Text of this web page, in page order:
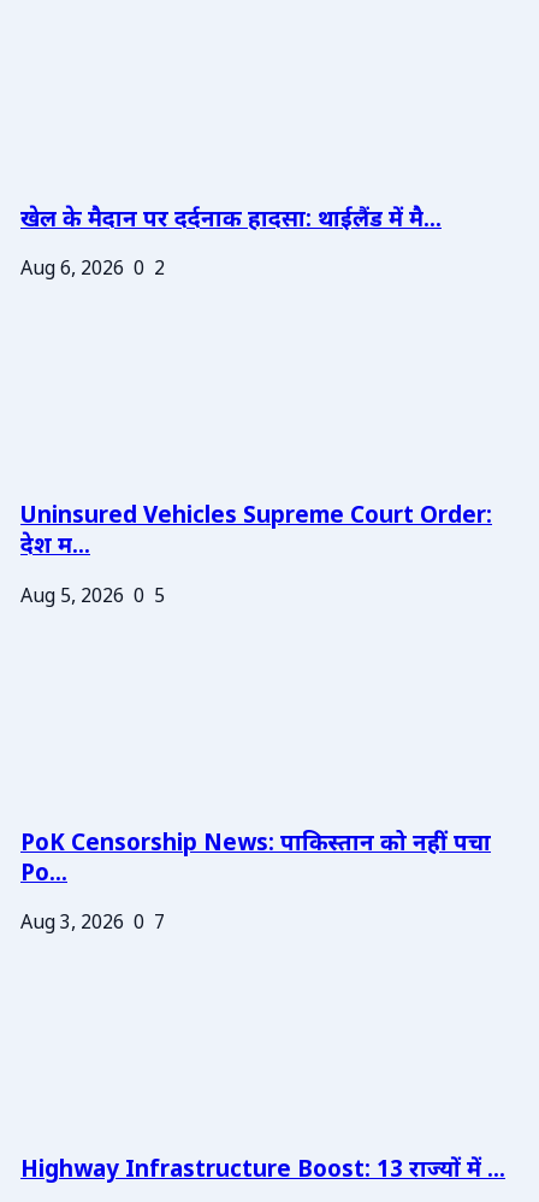
खेल के मैदान पर दर्दनाक हादसा: थाईलैंड में मै...
Aug 6, 2026 0 2
Uninsured Vehicles Supreme Court Order:
देश म...
Aug 5, 2026 0 5
PoK Censorship News: पाकिस्तान को नहीं पचा
Po...
Aug 3, 2026 0 7
Highway Infrastructure Boost: 13 राज्यों में ...